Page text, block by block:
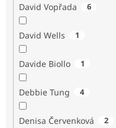
David Vopřada 6
David Wells 1
Davide Biollo 1
Debbie Tung 4
Denisa Červenková 2